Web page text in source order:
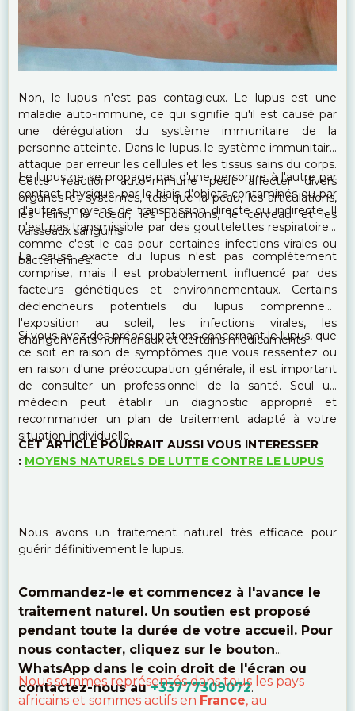
Non, le lupus n'est pas contagieux. Le lupus est une
maladie auto-immune, ce qui signifie qu'il est causé par
une dérégulation du système immunitaire de la
personne atteinte. Dans le lupus, le système immunitaire
attaque par erreur les cellules et les tissus sains du corps.
Cette réaction auto-immune peut affecter divers
organes et systèmes, tels que la peau, les articulations,
les reins, le cœur, les poumons, le cerveau et les
vaisseaux sanguins.
Le lupus ne se propage pas d'une personne à l'autre par
contact physique, par le biais d'objets contaminés ou par
d'autres moyens de transmission directe ou indirecte. Il
n'est pas transmissible par des gouttelettes respiratoires,
comme c'est le cas pour certaines infections virales ou
bactériennes.
La cause exacte du lupus n'est pas complètement
comprise, mais il est probablement influencé par des
facteurs génétiques et environnementaux. Certains
déclencheurs potentiels du lupus comprennent
l'exposition au soleil, les infections virales, les
changements hormonaux et certains médicaments.
Si vous avez des préoccupations concernant le lupus, que
ce soit en raison de symptômes que vous ressentez ou
en raison d'une préoccupation générale, il est important
de consulter un professionnel de la santé. Seul un
médecin peut établir un diagnostic approprié et
recommander un plan de traitement adapté à votre
situation individuelle.
CET ARTICLE POURRAIT AUSSI VOUS INTERESSER
: MOYENS NATURELS DE LUTTE CONTRE LE LUPUS
Nous avons un traitement naturel très efficace pour
guérir définitivement le lupus.
Commandez-le et commencez à l'avance le
traitement naturel. Un soutien est proposé
pendant toute la durée de votre accueil. Pour
nous contacter, cliquez sur le bouton
WhatsApp dans le coin droit de l'écran ou
contactez-nous au+33777309072.
Nous sommes représentés dans tous les pays
africains et sommes actifs en France, au